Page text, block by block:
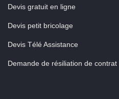
Devis gratuit en ligne
Devis petit bricolage
Devis Télé Assistance
Demande de résiliation de contrat